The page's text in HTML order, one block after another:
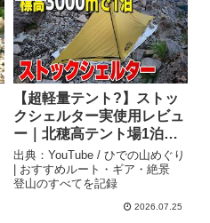
【超軽量テント?】ストッ
クシェルター実使用レビュ
ー｜北穂高テント場1泊の
記録 – ひでの山めぐり | お
すすめルート・ギア・絶
景 登山のすべてを記録
出典：YouTube / ひでの山めぐり
| おすすめルート・ギア・絶景
登山のすべてを記録
2026.07.25